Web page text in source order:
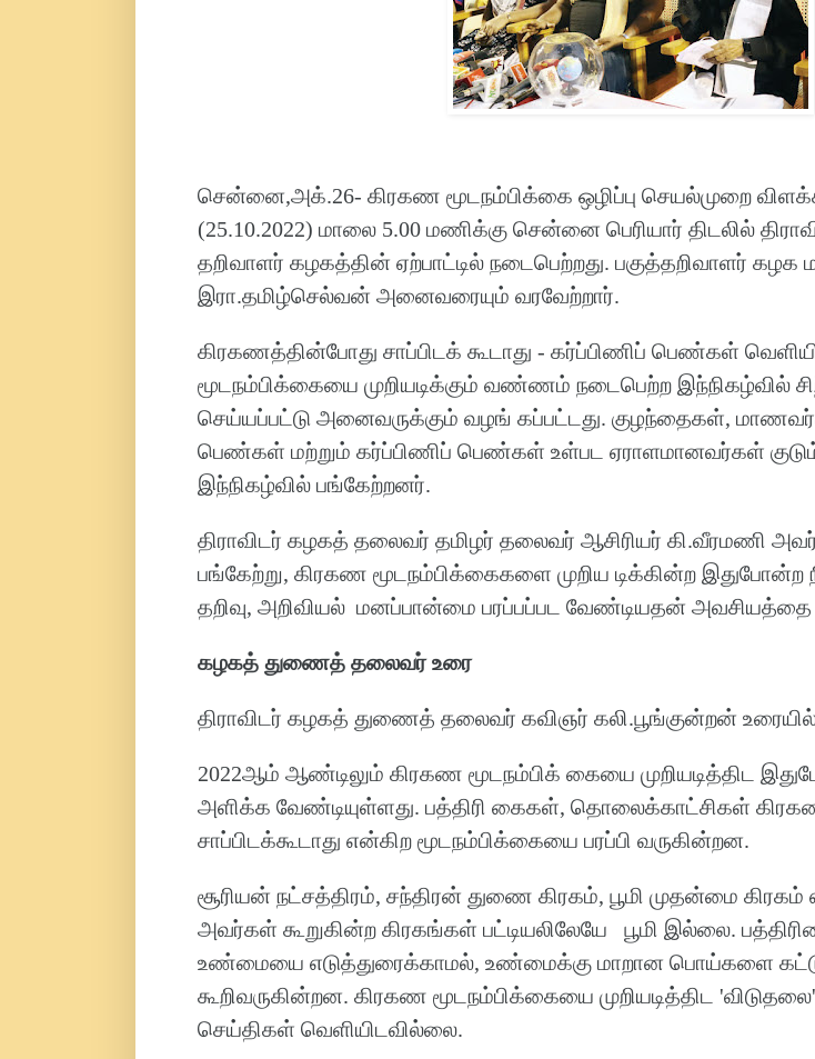
சென்னை,அக்.26- கிரகண மூடநம்பிக்கை ஒழிப்பு செயல்முறை விளக்க
(25.10.2022) மாலை 5.00 மணிக்கு சென்னை பெரியார் திடலில்
தறிவாளர் கழகத்தின் ஏற்பாட்டில் நடைபெற்றது. பகுத்தறிவாளர் கழக
இரா.தமிழ்செல்வன் அனைவரையும் வரவேற்றார்.
கிரகணத்தின்போது சாப்பிடக் கூடாது - கர்ப்பிணிப் பெண்கள்
மூடநம்பிக்கையை முறியடிக்கும் வண்ணம் நடைபெற்ற இந்நிகழ்வில்
செய்யப்பட்டு அனைவருக்கும் வழங் கப்பட்டது. குழந்தைகள்,
பெண்கள் மற்றும் கர்ப்பிணிப் பெண்கள் உள்பட ஏராளமானவர்கள்
இந்நிகழ்வில் பங்கேற்றனர்.
திராவிடர் கழகத் தலைவர் தமிழர் தலைவர் ஆசிரியர் கி.வீரமணி
பங்கேற்று, கிரகண மூடநம்பிக்கைகளை முறிய டிக்கின்ற இதுபோன்ற
தறிவு, அறிவியல் மனப்பான்மை பரப்பப்பட வேண்டியதன் அவசியத்தை
கழகத் துணைத் தலைவர் உரை
திராவிடர் கழகத் துணைத் தலைவர் கவிஞர் கலி.பூங்குன்றன்
2022ஆம் ஆண்டிலும் கிரகண மூடநம்பிக் கையை முறியடித்திட
அளிக்க வேண்டியுள்ளது. பத்திரி கைகள், தொலைக்காட்சிகள்
சாப்பிடக்கூடாது என்கிற மூடநம்பிக்கையை பரப்பி வருகின்றன.
சூரியன் நட்சத்திரம், சந்திரன் துணை கிரகம், பூமி முதன்மை
அவர்கள் கூறுகின்ற கிரகங்கள் பட்டியலிலேயே பூமி இல்லை.
உண்மையை எடுத்துரைக்காமல், உண்மைக்கு மாறான பொய்களை
கூறிவருகின்றன. கிரகண மூடநம்பிக்கையை முறியடித்திட
செய்திகள் வெளியிடவில்லை.